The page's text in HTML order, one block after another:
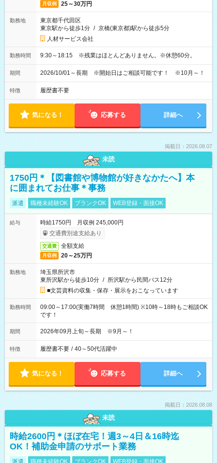
月収例 25～30万円
勤務地
東京都千代田区
東京駅から徒歩1分 / 京橋(東京都)駅から徒歩5分
人材サービス会社
勤務時間 9:30～18:15 ※残業はほとんどありません。※休憩60分。
期間 2026/10/01～長期 ※開始日はご相談可能です！ ※10月～！
特徴 履歴書不要
気になる！ 応募する 詳細へ
掲載日：2026.08.07
未読
1750円＊【図書館や博物館が好きなかたへ】本
に囲まれてお仕事＊事務
派遣 職種未経験OK ブランクOK WEB登録・面接OK
給与
時給1750円 月収例 245,000円
交通費別途支給あり
交通費 全額支給
月収例 20～25万円
勤務地
埼玉県所沢市
東所沢駅から徒歩10分 / 所沢駅から民間バス12分
■文芸資料の収集・保存・展示をおこなっています
勤務時間
09:00～17:00(実働7時間 休憩1時間) ※10時～18時もご相談OK
です！
期間 2026年09月上旬～長期 ※9月～！
特徴 履歴書不要 / 40～50代活躍中
気になる！ 応募する 詳細へ
掲載日：2026.08.08
未読
時給2600円＊ほぼ在宅！週3～4日＆16時迄
OK！補助金申請のサポート業務
派遣 職種未経験OK ブランクOK WEB登録・面接OK